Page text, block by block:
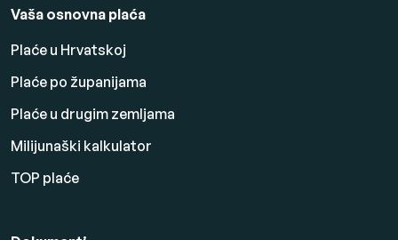
Vaša osnovna plaća
Plaće u Hrvatskoj
Plaće po županijama
Plaće u drugim zemljama
Milijunaški kalkulator
TOP plaće